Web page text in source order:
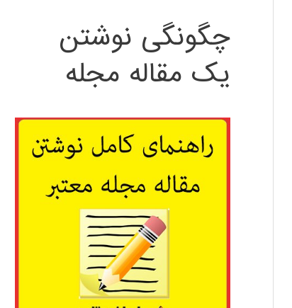
چگونگی نوشتن
یک مقاله مجله